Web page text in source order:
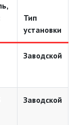
Тип
установки
Заводской
Заводской